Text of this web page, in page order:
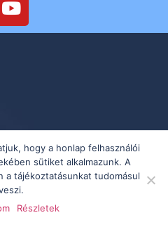
hogy a honlap felhasználói
sütiket alkalmazunk. A
a tájékoztatásunkat tudomásul
Részletek